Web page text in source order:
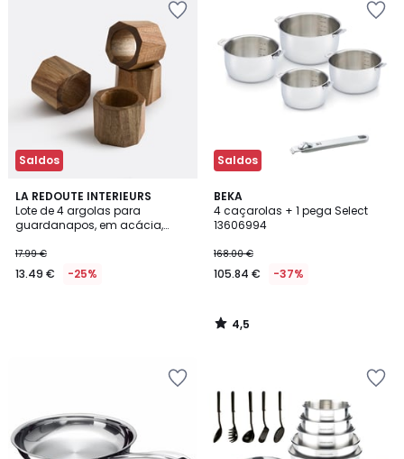
Saldos
LA REDOUTE INTERIEURS
Lote de 4 argolas para
guardanapos, em acácia,
17.99 €
13.49 € -25%
Saldos
BEKA
4 caçarolas + 1 pega Select
13606994
168.00 €
105.84 € -37%
4,5
/ 5
4,5
/